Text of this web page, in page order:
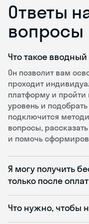
Ответы
вопросы
Что такое вводный
Он позволит вам
проходит
платформу и пройти
уровень и
подключится
вопросы,
и помочь
Я могу получить
только после
Что нужно, чтобы